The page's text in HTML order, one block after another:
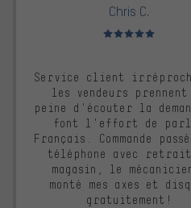
Chris C.
Note moyenne : 5 sur 5
Service client
les vendeurs
peine d'écouter la
font l'effort de
Français. Commande
téléphone avec
magasin, le
monté mes axes et
gratuitement!